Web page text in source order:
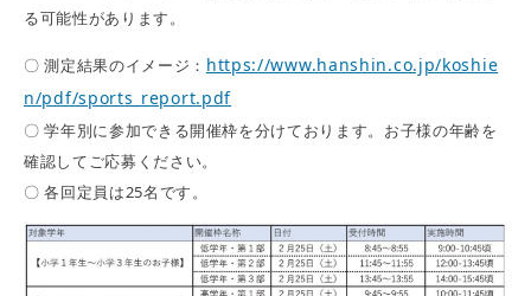
る可能性があります。
〇 測定結果のイメージ： https://www.hanshin.co.jp/koshie
n/pdf/sports_report.pdf
〇 学年別に参加できる開催枠を分けております。お子様の年齢を
確認してご応募ください。
〇 各回定員は25名です。